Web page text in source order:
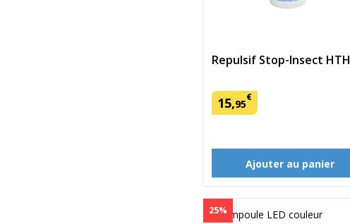
Repulsif Stop-Insect HTH
15,95
€
Ajouter au panier
25%